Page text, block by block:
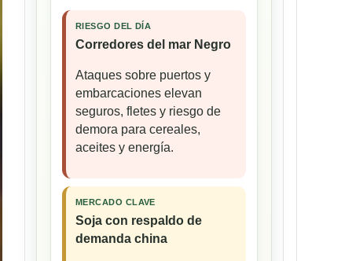
RIESGO DEL DÍA
Corredores del mar Negro
Ataques sobre puertos y
embarcaciones elevan
seguros, fletes y riesgo de
demora para cereales,
aceites y energía.
MERCADO CLAVE
Soja con respaldo de
demanda china